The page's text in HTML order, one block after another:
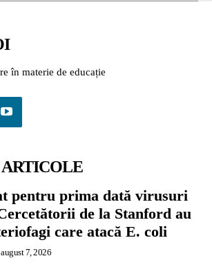
în materie de educație
pentru prima dată virusuri
de la Stanford au
care atacă E. coli
august 7, 2026